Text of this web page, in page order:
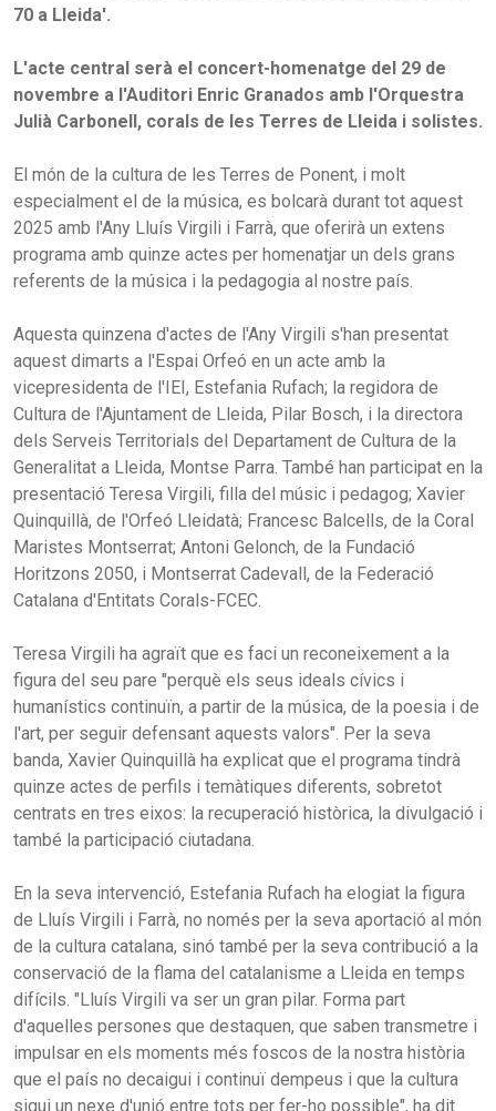
70 a Lleida'.
L'acte central serà el concert-homenatge del 29 de
novembre a l'Auditori Enric Granados amb l'Orquestra
Julià Carbonell, corals de les Terres de Lleida i solistes.
El món de la cultura de les Terres de Ponent, i molt
especialment el de la música, es bolcarà durant tot aquest
2025 amb l'Any Lluís Virgili i Farrà, que oferirà un extens
programa amb quinze actes per homenatjar un dels grans
referents de la música i la pedagogia al nostre país.
Aquesta quinzena d'actes de l'Any Virgili s'han presentat
aquest dimarts a l'Espai Orfeó en un acte amb la
vicepresidenta de l'IEI, Estefania Rufach; la regidora de
Cultura de l'Ajuntament de Lleida, Pilar Bosch, i la directora
dels Serveis Territorials del Departament de Cultura de la
Generalitat a Lleida, Montse Parra. També han participat en la
presentació Teresa Virgili, filla del músic i pedagog; Xavier
Quinquillà, de l'Orfeó Lleidatà; Francesc Balcells, de la Coral
Maristes Montserrat; Antoni Gelonch, de la Fundació
Horitzons 2050, i Montserrat Cadevall, de la Federació
Catalana d'Entitats Corals-FCEC.
Teresa Virgili ha agraït que es faci un reconeixement a la
figura del seu pare "perquè els seus ideals cívics i
humanístics continuïn, a partir de la música, de la poesia i de
l'art, per seguir defensant aquests valors". Per la seva
banda, Xavier Quinquillà ha explicat que el programa tindrà
quinze actes de perfils i temàtiques diferents, sobretot
centrats en tres eixos: la recuperació històrica, la divulgació i
també la participació ciutadana.
En la seva intervenció, Estefania Rufach ha elogiat la figura
de Lluís Virgili i Farrà, no només per la seva aportació al món
de la cultura catalana, sinó també per la seva contribució a la
conservació de la flama del catalanisme a Lleida en temps
difícils. "Lluís Virgili va ser un gran pilar. Forma part
d'aquelles persones que destaquen, que saben transmetre i
impulsar en els moments més foscos de la nostra història
que el país no decaigui i continuï dempeus i que la cultura
sigui un nexe d'unió entre tots per fer-ho possible", ha dit